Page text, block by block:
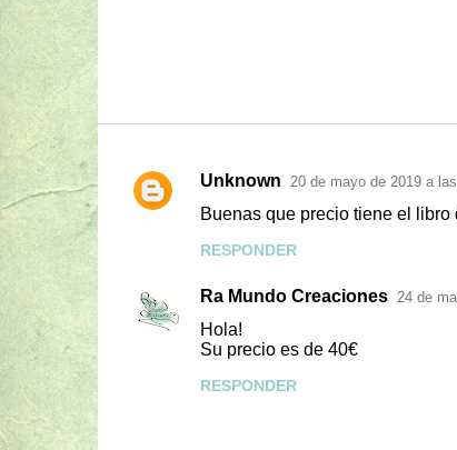
C
e
n
Unknown 20 de mayo de 2019 a
Buenas que precio tiene el
RESPONDER
Ra Mundo Creaciones 24 de
Hola!
Su precio es de 40€
RESPONDER